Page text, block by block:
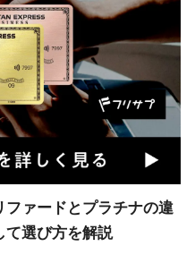
ァードとプラチナの違
て選び方を解説